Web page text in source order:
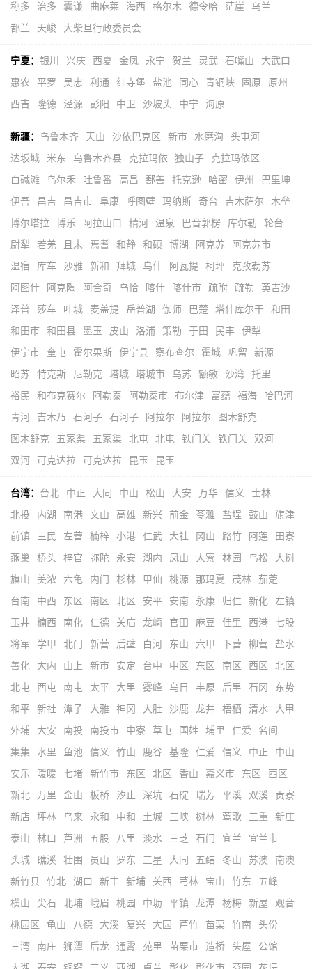
称多
治多 囊谦 曲麻莱 海西 格尔木 德令哈 茫崖
乌兰
都兰
天峻 大柴旦行政委员会
宁夏： 银川 兴庆 西夏 金凤 永宁 贺兰 灵武 石嘴山
大武口
惠农
平罗 吴忠 利通 红寺堡 盐池 同心 青铜峡 固原
原州
西吉
隆德 泾源 彭阳 中卫 沙坡头 中宁 海原
新疆： 乌鲁木齐 天山 沙依巴克区 新市 水磨沟
头屯河
达坂城
米东 乌鲁木齐县 克拉玛依 独山子
克拉玛依区
白碱滩
乌尔禾 吐鲁番 高昌 鄯善 托克逊 哈密 伊州
巴里坤
伊吾
昌吉 昌吉市 阜康 呼图壁 玛纳斯 奇台 吉木萨尔
木垒
博尔塔拉
博乐 阿拉山口 精河 温泉 巴音郭楞 库尔勒
轮台
尉犁
若羌 且末 焉耆 和静 和硕 博湖 阿克苏
阿克苏市
温宿
库车 沙雅 新和 拜城 乌什 阿瓦提 柯坪
克孜勒苏
阿图什
阿克陶 阿合奇 乌恰 喀什 喀什市 疏附 疏勒
英吉沙
泽普
莎车 叶城 麦盖提 岳普湖 伽师 巴楚 塔什库尔干
和田
和田市
和田县 墨玉 皮山 洛浦 策勒 于田 民丰
伊犁
伊宁市
奎屯 霍尔果斯 伊宁县 察布查尔 霍城 巩留
新源
昭苏
特克斯 尼勒克 塔城 塔城市 乌苏 额敏 沙湾
托里
裕民
和布克赛尔 阿勒泰 阿勒泰市 布尔津 富蕴 福海
哈巴河
青河
吉木乃 石河子 石河子 阿拉尔 阿拉尔
图木舒克
图木舒克
五家渠 五家渠 北屯 北屯 铁门关 铁门关
双河
双河
可克达拉 可克达拉 昆玉 昆玉
台湾： 台北 中正 大同 中山 松山 大安 万华 信义
士林
北投
内湖 南港 文山 高雄 新兴 前金 苓雅 盐埕 鼓山
旗津
前镇
三民 左营 楠梓 小港 仁武 大社 冈山 路竹 阿莲
田寮
燕巢
桥头 梓官 弥陀 永安 湖内 凤山 大寮 林园 鸟松
大树
旗山
美浓 六龟 内门 杉林 甲仙 桃源 那玛夏 茂林
茄萣
台南
中西 东区 南区 北区 安平 安南 永康 归仁 新化
左镇
玉井
楠西 南化 仁德 关庙 龙崎 官田 麻豆 佳里 西港
七股
将军
学甲 北门 新营 后壁 白河 东山 六甲 下营 柳营
盐水
善化
大内 山上 新市 安定 台中 中区 东区 南区 西区
北区
北屯
西屯 南屯 太平 大里 雾峰 乌日 丰原 后里 石冈
东势
和平
新社 潭子 大雅 神冈 大肚 沙鹿 龙井 梧栖 清水
大甲
外埔
大安 南投 南投市 中寮 草屯 国姓 埔里 仁爱
名间
集集
水里 鱼池 信义 竹山 鹿谷 基隆 仁爱 信义 中正
中山
安乐
暖暖 七堵 新竹市 东区 北区 香山 嘉义市 东区
西区
新北
万里 金山 板桥 汐止 深坑 石碇 瑞芳 平溪 双溪
贡寮
新店
坪林 乌来 永和 中和 土城 三峡 树林 莺歌 三重
新庄
泰山
林口 芦洲 五股 八里 淡水 三芝 石门 宜兰
宜兰市
头城
礁溪 壮围 员山 罗东 三星 大同 五结 冬山 苏澳
南澳
新竹县
竹北 湖口 新丰 新埔 关西 芎林 宝山 竹东
五峰
横山
尖石 北埔 峨眉 桃园 中坜 平镇 龙潭 杨梅 新屋
观音
桃园区
龟山 八德 大溪 复兴 大园 芦竹 苗栗 竹南
头份
三湾
南庄 狮潭 后龙 通霄 苑里 苗栗市 造桥 头屋
公馆